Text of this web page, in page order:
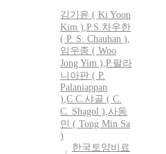
김기윤 ( Ki Yoon
Kim ),P.S.차우한
( P. S. Chauhan ),
임우종 ( Woo
Jong Yim ),P.팔라
니아판 ( P.
Palaniappan
),C.C.샤골 ( C.
C. Shagol ),사동
민 ( Tong Min Sa
)
한국토양비료